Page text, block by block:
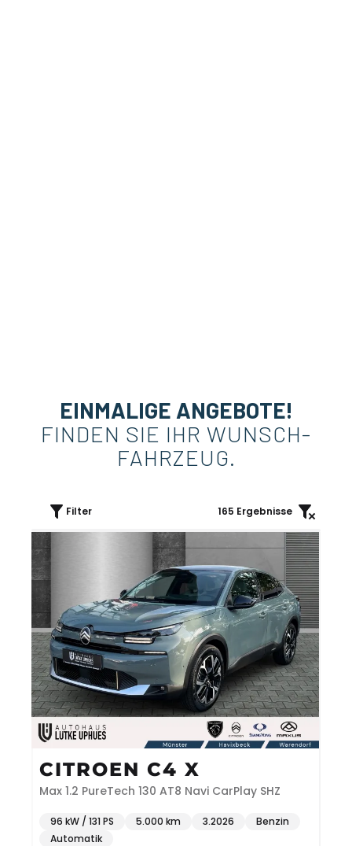
EINMALIGE ANGEBOTE!
FINDEN SIE IHR WUNSCH-
FAHRZEUG.
Filter 165 Ergebnisse
CITROEN C4 X
Max 1.2 PureTech 130 AT8 Navi CarPlay SHZ
96 kW / 131 PS 5.000 km 3.2026
Benzin
Automatik